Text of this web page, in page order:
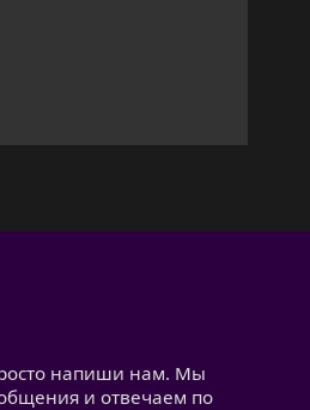
напиши нам. Мы
и отвечаем по